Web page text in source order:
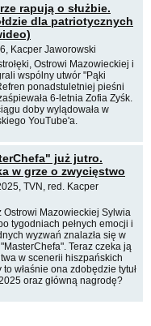
rapują o służbie.
dla patriotycznych
Kacper Jaworowski
Ostrowi Mazowieckiej i
wspólny utwór "Pąki
ponadstuletniej pieśni
6-letnia Zofia Zyśk.
doby wylądowała w
YouTube'a.
już jutro.
w grze o zwycięstwo
TVN, red. Kacper
Ostrowi Mazowieckiej Sylwia
tygodniach pełnych emocji i
wyzwań znalazła się w
Teraz czeka ją
w scenerii hiszpańskich
to właśnie ona zdobędzie tytuł
oraz główną nagrodę?